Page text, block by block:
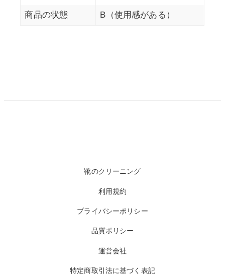
商品の状態 B（使用感がある）
靴のクリーニング
利用規約
プライバシーポリシー
品質ポリシー
運営会社
特定商取引法に基づく表記